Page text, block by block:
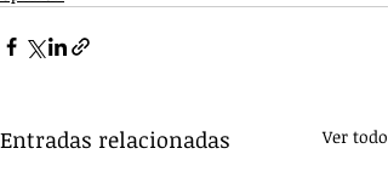
Entradas relacionadas Ver todo